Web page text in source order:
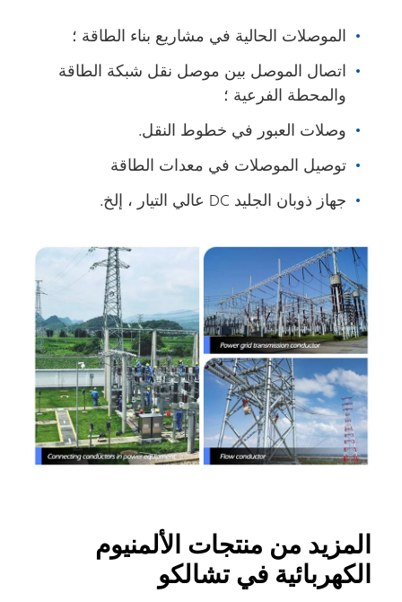
الموصلات الحالية في مشاريع بناء الطاقة ؛
اتصال الموصل بين موصل نقل شبكة الطاقة
والمحطة الفرعية ؛
وصلات العبور في خطوط النقل.
توصيل الموصلات في معدات الطاقة
جهاز ذوبان الجليد DC عالي التيار ، إلخ.
المزيد من منتجات الألمنيوم
الكهربائية في تشالكو